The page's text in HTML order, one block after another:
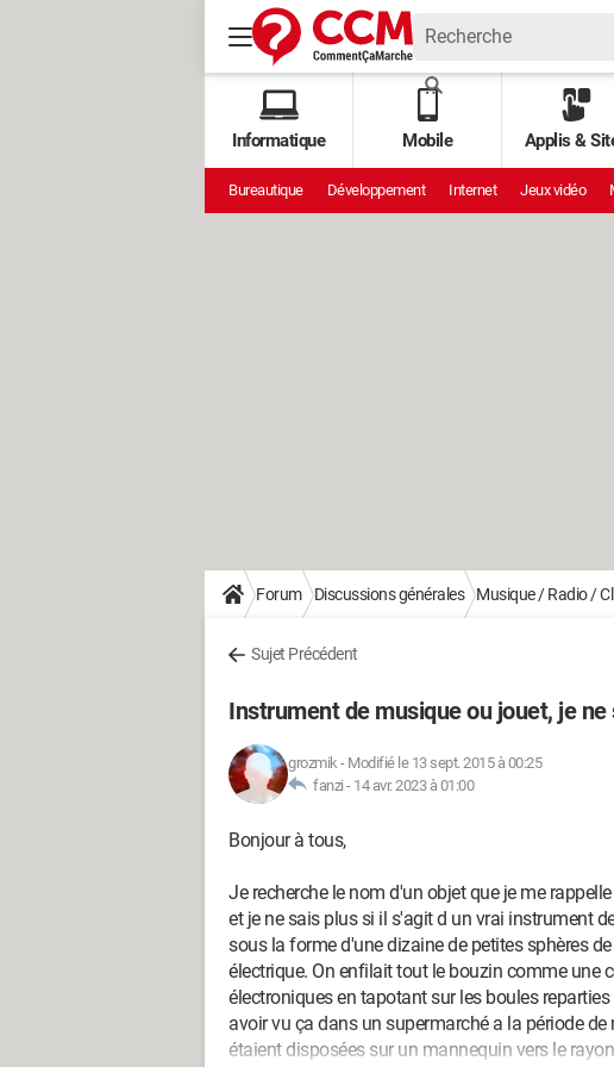
Informatique Mobile Applis &
Bureautique Développement Internet Jeux vidéo
Forum Discussions générales Musique / Radio /
Sujet Précédent
Instrument de musique ou jouet, je ne
grozmik- Modifié le 13 sept. 2015 à 00:25
fanzi - 14 avr. 2023 à 01:00
Bonjour à tous,
Je recherche le nom d'un objet que je me
et je ne sais plus si il s'agit d un vrai instrument
sous la forme d'une dizaine de petites sphères
électrique. On enfilait tout le bouzin comme une
électroniques en tapotant sur les boules
avoir vu ça dans un supermarché a la période
étaient disposées sur un mannequin vers le